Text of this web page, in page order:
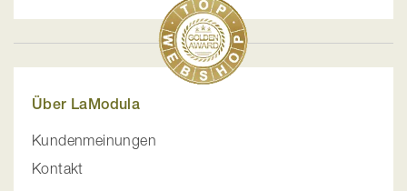
Über LaModula
Kundenmeinungen
Kontakt